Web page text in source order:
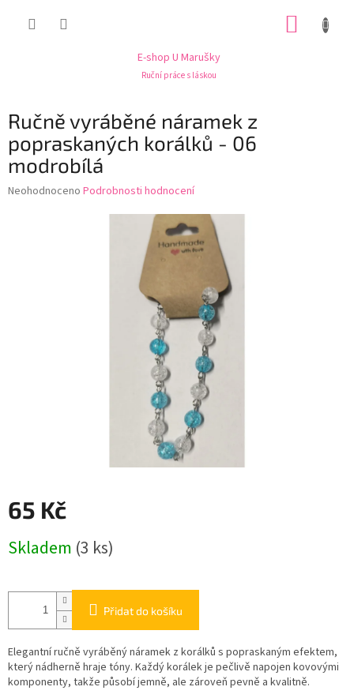
E-shop U Marušky
Ruční práce s láskou
Ručně vyráběné náramek z
popraskaných korálků - 06
modrobílá
Průměrné
Neohodnoceno Podrobnosti hodnocení
65 Kč
cena:
Skladem (3 ks)
Přidat do košíku
Elegantní ručně vyráběný náramek z korálků s popraskaným efektem,
který nádherně hraje tóny. Každý korálek je pečlivě napojen kovovými
komponenty, takže působí jemně, ale zároveň pevně a kvalitně.